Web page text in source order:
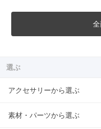
選ぶ
アクセサリーから選ぶ
素材・パーツから選ぶ